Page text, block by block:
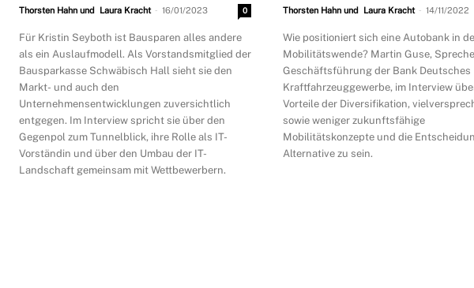
Thorsten Hahn und Laura Kracht - 16/01/2023 0
Für Kristin Seyboth ist Bausparen alles andere
als ein Auslaufmodell. Als Vorstandsmitglied der
Bausparkasse Schwäbisch Hall sieht sie den
Markt- und auch den
Unternehmensentwicklungen zuversichtlich
entgegen. Im Interview spricht sie über den
Gegenpol zum Tunnelblick, ihre Rolle als IT-
Vorständin und über den Umbau der IT-
Landschaft gemeinsam mit Wettbewerbern.
Thorsten Hahn und Laura Kracht - 14/11/2022
Wie positioniert sich eine Autobank in
Mobilitätswende? Martin Guse,
Geschäftsführung der Bank Deutsches
Kraftfahrzeuggewerbe, im Interview
Vorteile der Diversifikation,
sowie weniger zukunftsfähige
Mobilitätskonzepte und die
Alternative zu sein.